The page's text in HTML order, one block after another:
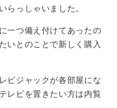
らっしゃいました。
一つ備え付けてあったの
いとのことで新しく購入
ビジャックが各部屋にな
レビを置きたい方は内覧